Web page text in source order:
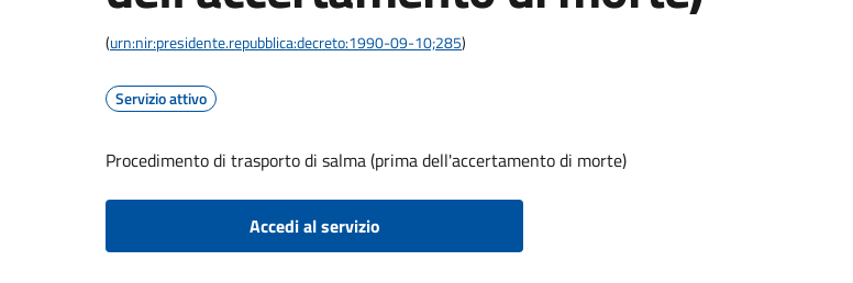
(urn:nir:presidente.repubblica:decreto:1990-09-10;285)
Servizio attivo
Procedimento di trasporto di salma (prima dell'accertamento di morte)
Accedi al servizio